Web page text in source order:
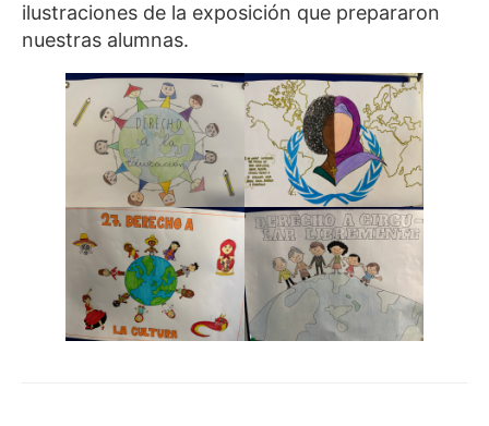
ilustraciones de la exposición que prepararon
nuestras alumnas.